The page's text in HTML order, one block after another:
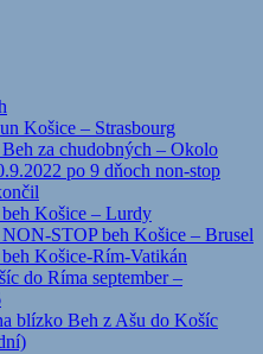
Košice – Strasbourg
za chudobných – Okolo
po 9 dňoch non-stop
Košice – Lurdy
STOP beh Košice – Brusel
Košice-Rím-Vatikán
do Ríma september –
blízko Beh z Ašu do Košíc